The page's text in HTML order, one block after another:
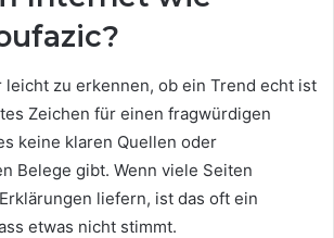
leicht zu erkennen, ob ein Trend echt ist
Zeichen für einen fragwürdigen
keine klaren Quellen oder
Belege gibt. Wenn viele Seiten
liefern, ist das oft ein
etwas nicht stimmt.